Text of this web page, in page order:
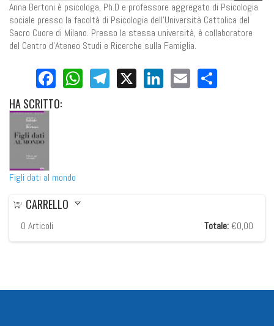
Anna Bertoni è psicologa, Ph.D e professore aggregato di Psicologia
sociale presso la facoltà di Psicologia dell'Università Cattolica del
Sacro Cuore di Milano. Presso la stessa università, è collaboratore
del Centro d'Ateneo Studi e Ricerche sulla Famiglia.
Facebook
WhatsApp
Telegram
X LinkedIn
Email
HASCRITTO:
Figli dati al mondo
CARRELLO
0 Articoli Totale: €0,00